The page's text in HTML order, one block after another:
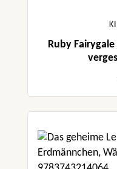
Ruby